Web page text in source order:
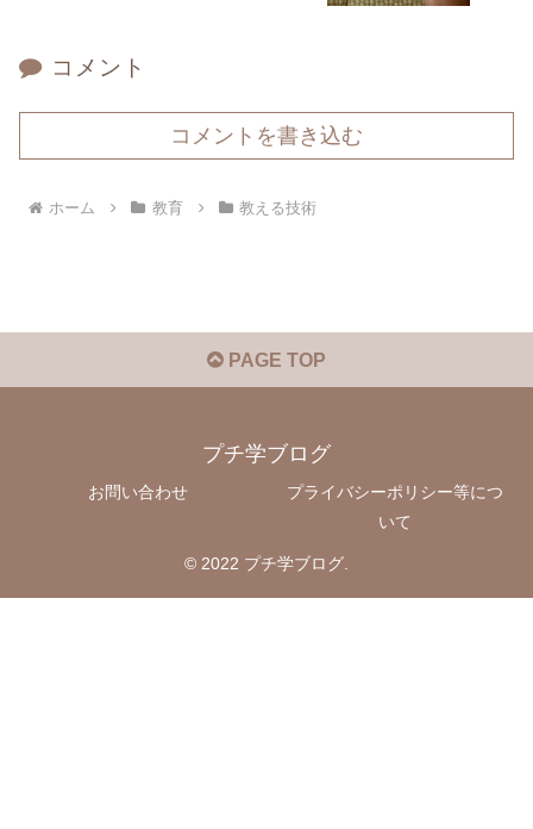
コメント
コメントを書き込む
ホーム 教育 教える技術
PAGE TOP
プチ学ブログ
お問い合わせ
プライバシーポリシー等につ
いて
© 2022 プチ学ブログ.